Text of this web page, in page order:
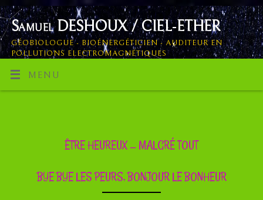
Samuel DESHOUX / CIEL-ETHER
GÉOBIOLOGUE - BIOÉNERGÉTICIEN - AUDITEUR EN
POLLUTIONS ELECTROMAGNÉTIQUES
MENU
ÊTRE HEUREUX … MALGRÉ TOUT
BYE BYE LES PEURS, BONJOUR LE BONHEUR